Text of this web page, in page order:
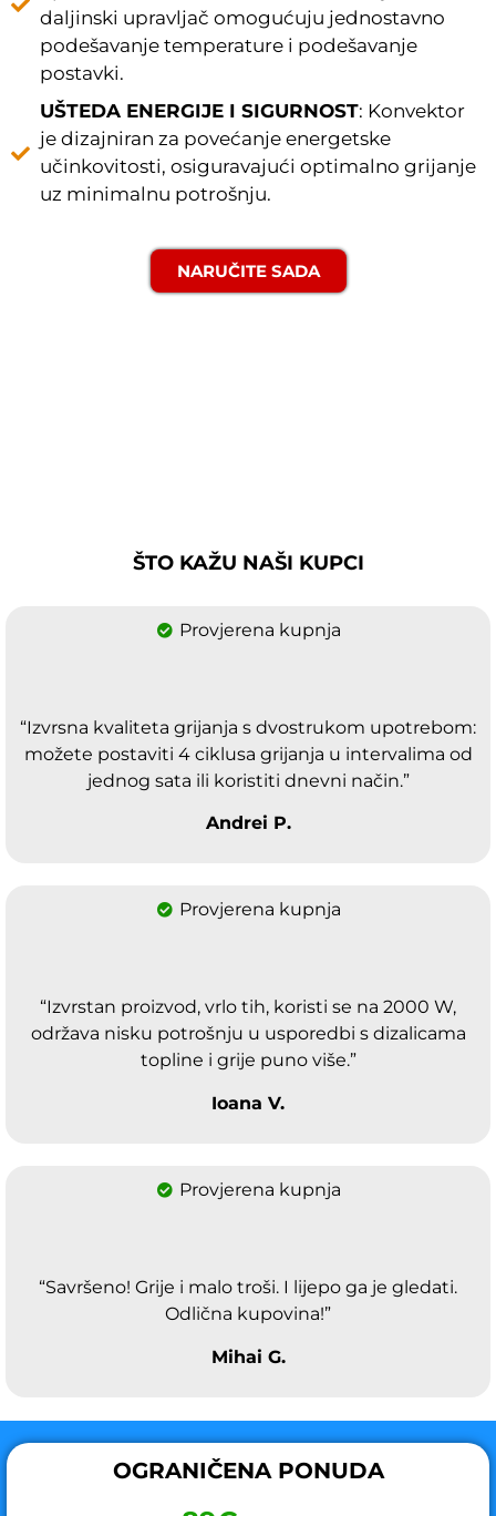
daljinski upravljač omogućuju jednostavno
podešavanje temperature i podešavanje
postavki.
UŠTEDA ENERGIJE I SIGURNOST: Konvektor
je dizajniran za povećanje energetske
učinkovitosti, osiguravajući optimalno grijanje
uz minimalnu potrošnju.
NARUČITE SADA
ŠTO KAŽU NAŠI KUPCI
Provjerena kupnja
“Izvrsna kvaliteta grijanja s dvostrukom upotrebom:
možete postaviti 4 ciklusa grijanja u intervalima od
jednog sata ili koristiti dnevni način.”
Andrei P.
Provjerena kupnja
“Izvrstan proizvod, vrlo tih, koristi se na 2000 W,
održava nisku potrošnju u usporedbi s dizalicama
topline i grije puno više.”
Ioana V.
Provjerena kupnja
“Savršeno! Grije i malo troši. I lijepo ga je gledati.
Odlična kupovina!”
Mihai G.
OGRANIČENA PONUDA